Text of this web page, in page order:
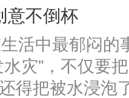
意不倒杯
活中最郁闷的
水灾”，不仅要
得把被水浸泡